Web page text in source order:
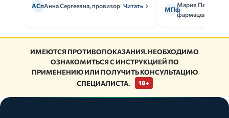
АСпАнна Сергеевна, провизор Читать МПф
Мария Петрова,
фармацевт
ИМЕЮТСЯ ПРОТИВОПОКАЗАНИЯ. НЕОБХОДИМО
ОЗНАКОМИТЬСЯ С ИНСТРУКЦИЕЙ ПО
ПРИМЕНЕНИЮ ИЛИ ПОЛУЧИТЬ КОНСУЛЬТАЦИЮ
СПЕЦИАЛИСТА.
18+